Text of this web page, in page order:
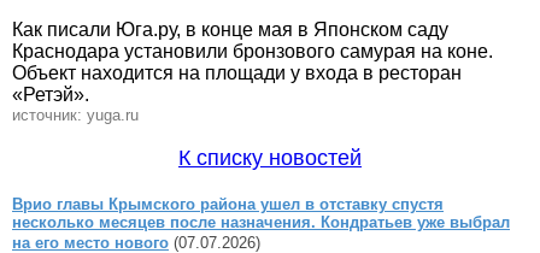
Как писали Юга.ру, в конце мая в Японском саду
Краснодара установили бронзового самурая на коне.
Объект находится на площади у входа в ресторан
«Ретэй».
источник: yuga.ru
К списку новостей
Врио главы Крымского района ушел в отставку спустя
несколько месяцев после назначения. Кондратьев уже выбрал
на его место нового (07.07.2026)